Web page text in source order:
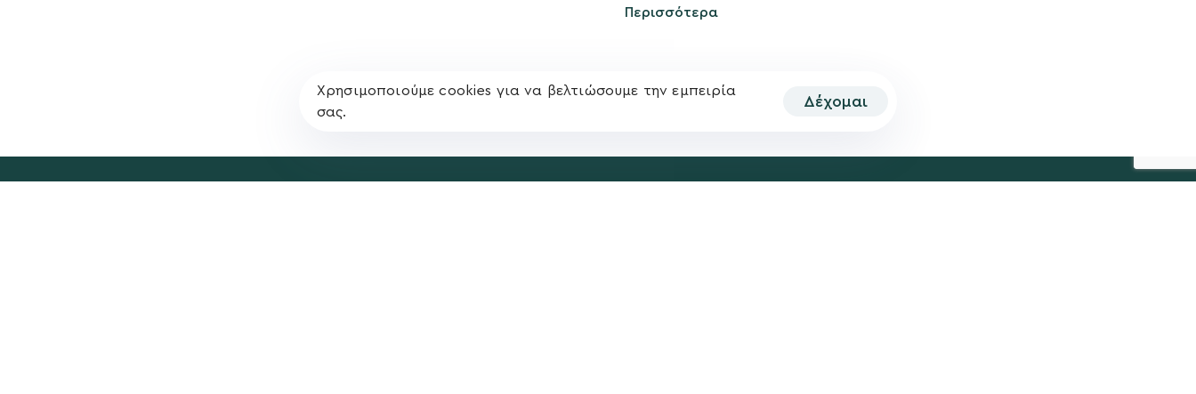
Περισσότερα
Χρησιμοποιούμε cookies για να βελτιώσουμε την εμπειρία
σας.
Δέχομαι